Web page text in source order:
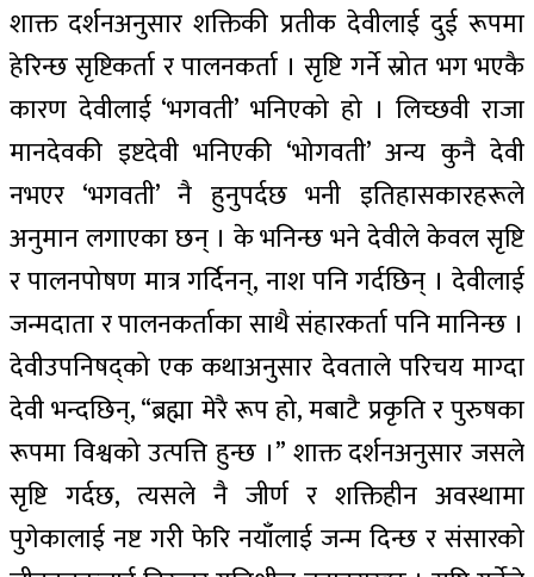
शाक्त दर्शनअनुसार शक्तिकी प्रतीक देवीलाई दुई रूपमा
हेरिन्छ सृष्टिकर्ता र पालनकर्ता । सृष्टि गर्ने स्रोत भग भएकै
कारण देवीलाई ‘भगवती’ भनिएको हो । लिच्छवी राजा
मानदेवकी इष्टदेवी भनिएकी ‘भोगवती’ अन्य कुनै देवी
नभएर ‘भगवती’ नै हुनुपर्दछ भनी इतिहासकारहरूले
अनुमान लगाएका छन् । के भनिन्छ भने देवीले केवल सृष्टि
र पालनपोषण मात्र गर्दिनन्‌, नाश पनि गर्दछिन् । देवीलाई
जन्मदाता र पालनकर्ताका साथै संहारकर्ता पनि मानिन्छ ।
देवीउपनिषद्को एक कथाअनुसार देवताले परिचय माग्दा
देवी भन्दछिन्, “ब्रह्मा मेरै रूप हो, मबाटै प्रकृति र पुरुषका
रूपमा विश्वको उत्पत्ति हुन्छ ।” शाक्त दर्शनअनुसार जसले
सृष्टि गर्दछ, त्यसले नै जीर्ण र शक्तिहीन अवस्थामा
पुगेकालाई नष्ट गरी फेरि नयाँलाई जन्म दिन्छ र संसारको